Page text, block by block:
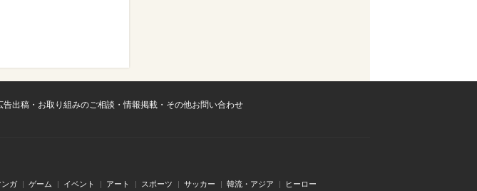
告出稿・お取り組みのご相談・情報掲載・その他お問い合わせ
ンガ ゲーム イベント アート スポーツ サッカー 韓流・アジア ヒーロー